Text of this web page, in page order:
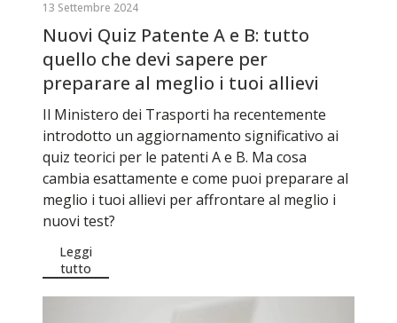
13 Settembre 2024
Nuovi Quiz Patente A e B: tutto
quello che devi sapere per
preparare al meglio i tuoi allievi
Il Ministero dei Trasporti ha recentemente
introdotto un aggiornamento significativo ai
quiz teorici per le patenti A e B. Ma cosa
cambia esattamente e come puoi preparare al
meglio i tuoi allievi per affrontare al meglio i
nuovi test?
Leggi
tutto